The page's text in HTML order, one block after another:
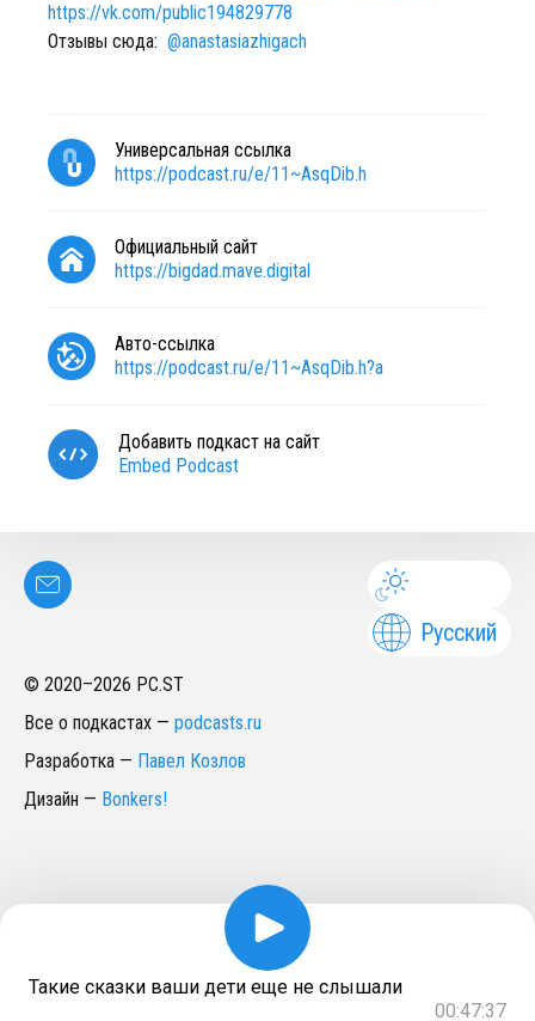
https://vk.com/public194829778
Отзывы сюда: @anastasiazhigach
Универсальная ссылка
https://podcast.ru/e/11~AsqDib.h
Официальный сайт
https://bigdad.mave.digital
Авто-ссылка
https://podcast.ru/e/11~AsqDib.h?a
Добавить подкаст на сайт
Embed Podcast
Русский
© 2020–2026 PC.ST
Все о подкастах — podcasts.ru
Разработка — Павел Козлов
Дизайн — Bonkers!
Такие сказки ваши дети еще не слышали
00:47:37